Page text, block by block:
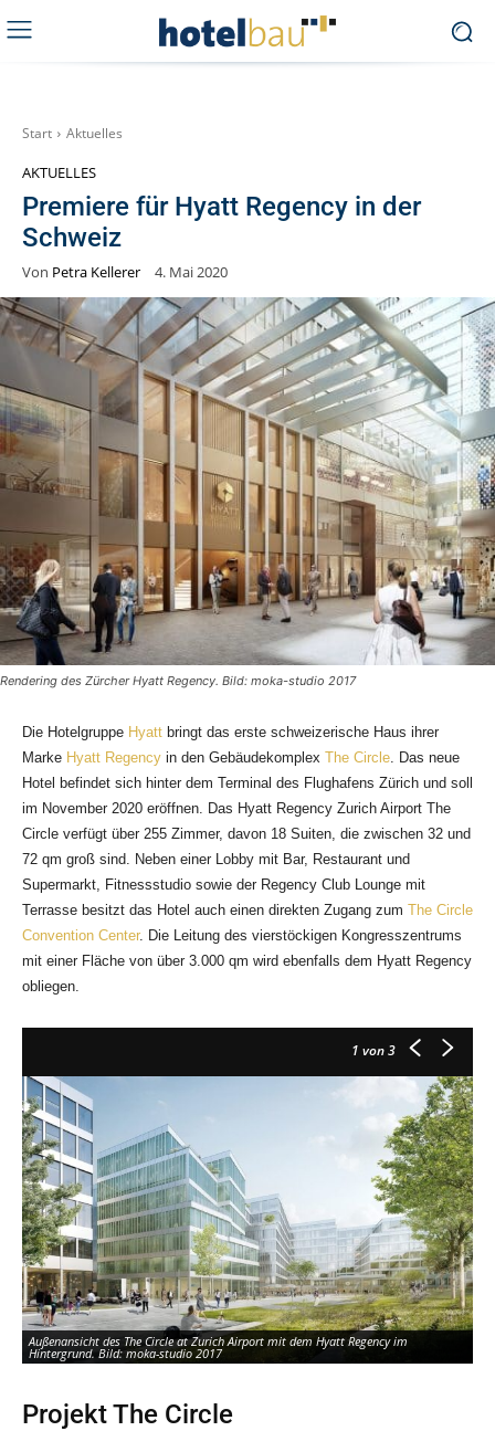
Start Aktuelles
AKTUELLES
Premiere für Hyatt Regency in der
Schweiz
Von Petra Kellerer 4. Mai 2020
Rendering des Zürcher Hyatt Regency. Bild: moka-studio 2017
Die Hotelgruppe Hyatt bringt das erste schweizerische Haus ihrer
Marke Hyatt Regency in den Gebäudekomplex The Circle . Das neue
Hotel befindet sich hinter dem Terminal des Flughafens Zürich und soll
im November 2020 eröffnen. Das Hyatt Regency Zurich Airport The
Circle verfügt über 255 Zimmer, davon 18 Suiten, die zwischen 32 und
72 qm groß sind. Neben einer Lobby mit Bar, Restaurant und
Supermarkt, Fitnessstudio sowie der Regency Club Lounge mit
Terrasse besitzt das Hotel auch einen direkten Zugang zum The Circle
Convention Center. Die Leitung des vierstöckigen Kongresszentrums
mit einer Fläche von über 3.000 qm wird ebenfalls dem Hyatt Regency
obliegen.
1 von 3
Außenansicht des The Circle at Zurich Airport mit dem Hyatt Regency im
Hintergrund. Bild: moka-studio 2017
Projekt The Circle